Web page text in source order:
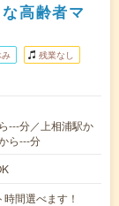
高齢者マ
み 残業なし
---分／上相浦駅か
ら---分
間選べます！